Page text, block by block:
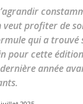
profiter de
qui a trouvé
pour cette
année